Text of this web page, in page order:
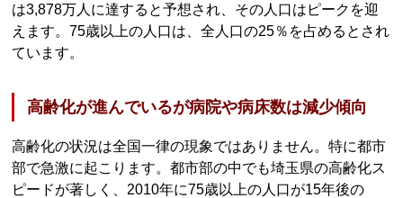
は3,878万人に達すると予想され、その人口はピークを迎
えます。75歳以上の人口は、全人口の25％を占めるとされ
ています。
高齢化が進んでいるが病院や病床数は減少傾向
高齢化の状況は全国一律の現象ではありません。特に都市
部で急激に起こります。都市部の中でも埼玉県の高齢化ス
ピードが著しく、2010年に75歳以上の人口が15年後の